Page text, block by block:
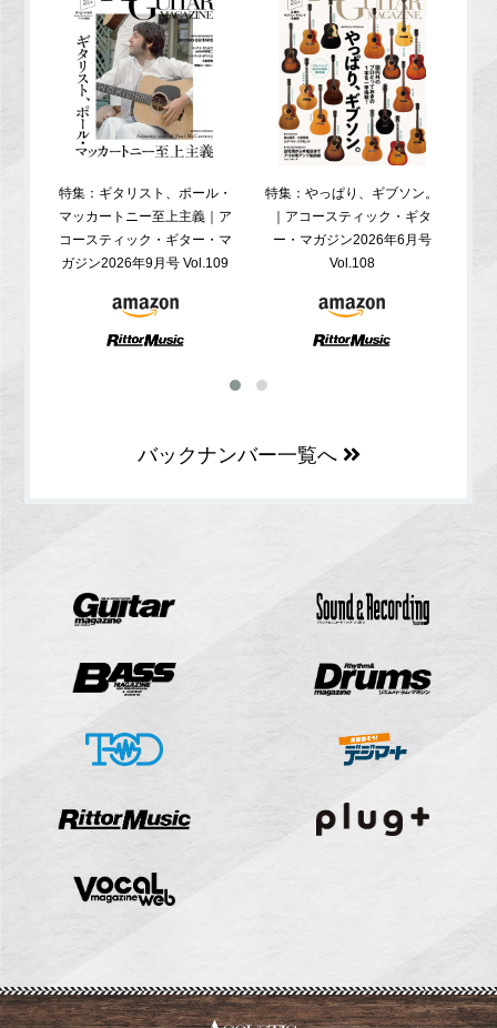
特集：ギタリスト、ポール・
マッカートニー至上主義｜ア
コースティック・ギター・マ
ガジン2026年9月号 Vol.109
特集：やっぱり、ギブソン。
｜アコースティック・ギタ
ー・マガジン2026年6月号
Vol.108
バックナンバー一覧へ